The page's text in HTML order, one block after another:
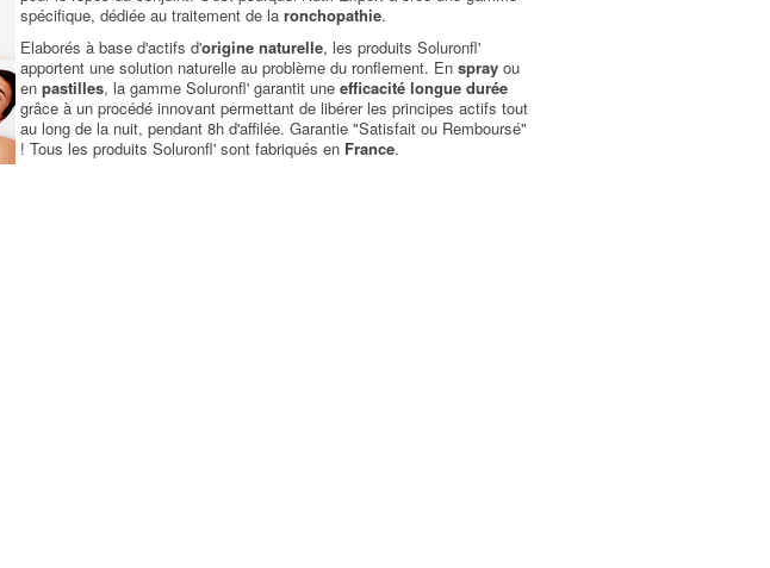
spécifique, dédiée au traitement de laronchopathie.
Elaborés à base d'actifs d'origine naturelle, les produits Soluronfl'
apportent une solution naturelle au problème du ronflement. En sprayou
en pastilles, la gamme Soluronfl' garantit une efficacité longue durée
grâce à un procédé innovant permettant de libérer les principes actifs tout
au long de la nuit, pendant 8h d'affilée. Garantie "Satisfait ou Remboursé"
! Tous les produits Soluronfl' sont fabriqués en France.